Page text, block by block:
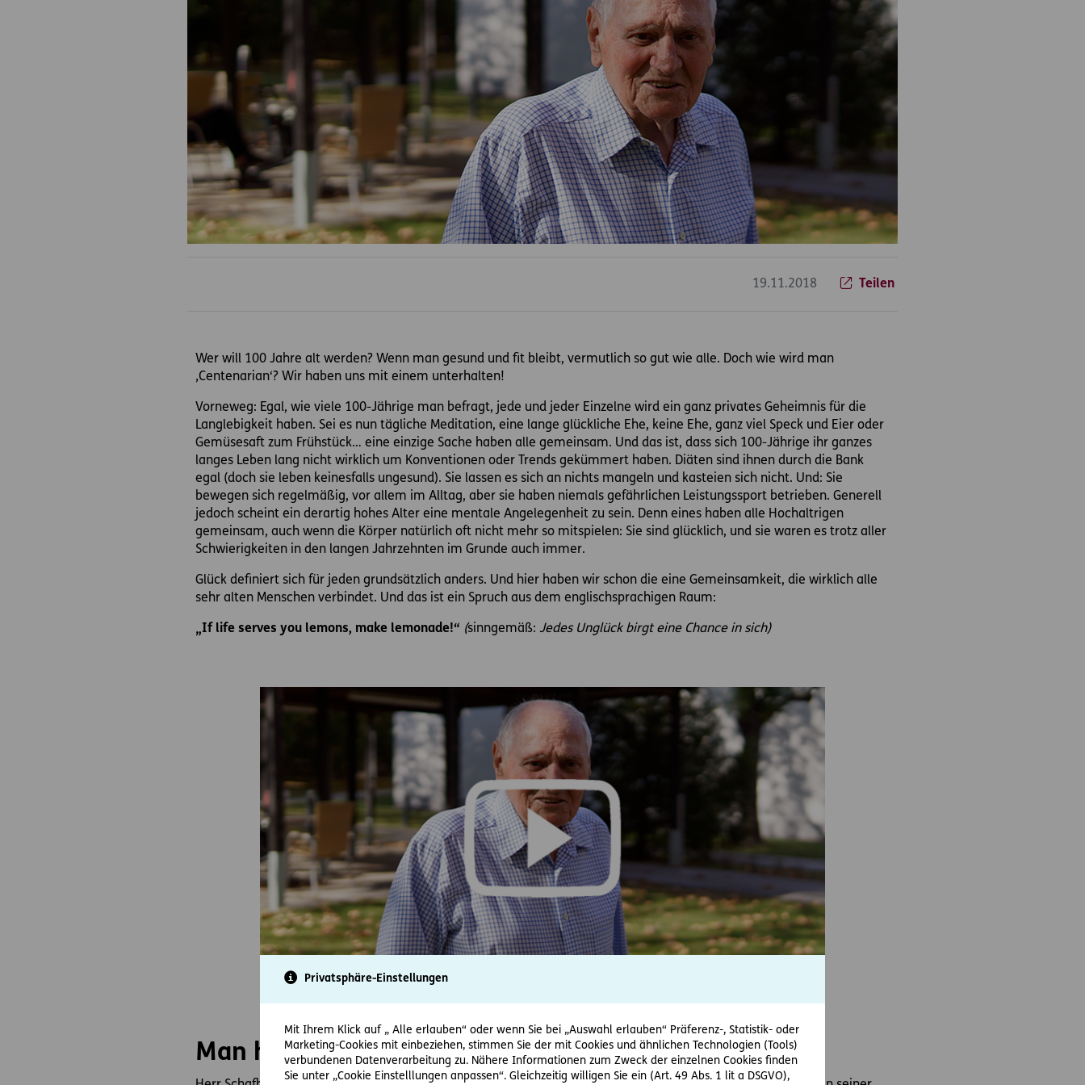
Privatsphäre-Einstellungen
Mit Ihrem Klick auf „ Alle erlauben“ oder wenn Sie bei „Auswahl erlauben“ Präferenz-, Statistik- oder
Marketing-Cookies mit einbeziehen, stimmen Sie der mit Cookies und ähnlichen Technologien (Tools)
verbundenen Datenverarbeitung zu. Nähere Informationen zum Zweck der einzelnen Cookies finden
Sie unter „Cookie Einstelllungen anpassen“. Gleichzeitig willigen Sie ein (Art. 49 Abs. 1 lit a DSGVO),
19.11.2018 Teilen
Wer will 100 Jahre alt werden? Wenn man gesund und fit bleibt, vermutlich so gut wie alle. Doch wie wird man
‚Centenarian‘? Wir haben uns mit einem unterhalten!
Vorneweg: Egal, wie viele 100-Jährige man befragt, jede und jeder Einzelne wird ein ganz privates Geheimnis für die
Langlebigkeit haben. Sei es nun tägliche Meditation, eine lange glückliche Ehe, keine Ehe, ganz viel Speck und Eier oder
Gemüsesaft zum Frühstück… eine einzige Sache haben alle gemeinsam. Und das ist, dass sich 100-Jährige ihr ganzes
langes Leben lang nicht wirklich um Konventionen oder Trends gekümmert haben. Diäten sind ihnen durch die Bank
egal (doch sie leben keinesfalls ungesund). Sie lassen es sich an nichts mangeln und kasteien sich nicht. Und: Sie
bewegen sich regelmäßig, vor allem im Alltag, aber sie haben niemals gefährlichen Leistungssport betrieben. Generell
jedoch scheint ein derartig hohes Alter eine mentale Angelegenheit zu sein. Denn eines haben alle Hochaltrigen
gemeinsam, auch wenn die Körper natürlich oft nicht mehr so mitspielen: Sie sind glücklich, und sie waren es trotz aller
Schwierigkeiten in den langen Jahrzehnten im Grunde auch immer.
Glück definiert sich für jeden grundsätzlich anders. Und hier haben wir schon die eine Gemeinsamkeit, die wirklich alle
sehr alten Menschen verbindet. Und das ist ein Spruch aus dem englischsprachigen Raum:
„If life serves you lemons, make lemonade!“ (sinngemäß: Jedes Unglück birgt eine Chance in sich)
Man hält sich jung – geistig und körperlich